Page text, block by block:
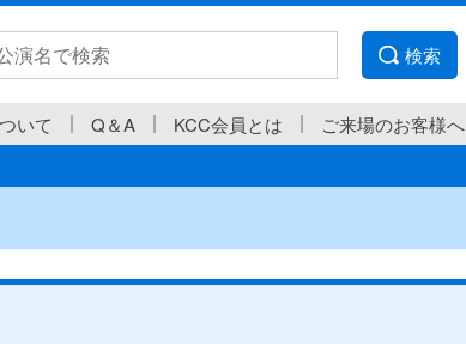
検索
いて Q＆A KCC会員とは ご来場のお客様へ